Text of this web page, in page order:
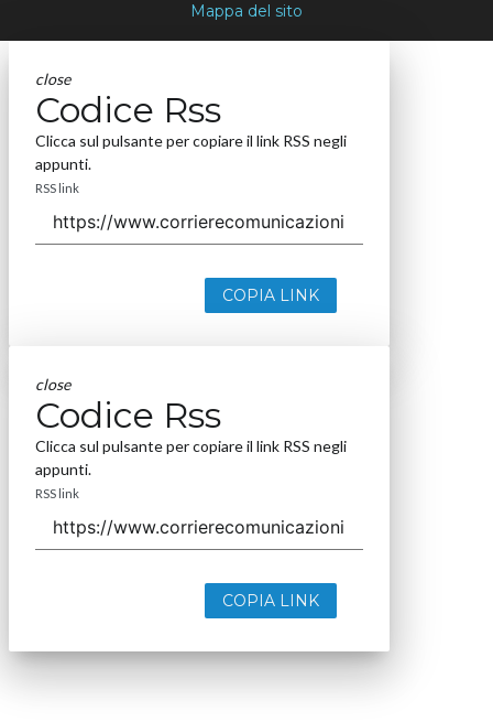
Mappa del sito
close
Codice Rss
Clicca sul pulsante per copiare il link RSS negli
appunti.
RSS link
COPIA LINK
close
Codice Rss
Clicca sul pulsante per copiare il link RSS negli
appunti.
RSS link
COPIA LINK